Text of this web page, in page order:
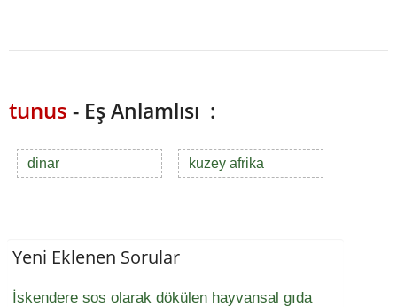
tunus - Eş Anlamlısı :
dinar kuzey afrika
Yeni Eklenen Sorular
İskendere sos olarak dökülen hayvansal gıda